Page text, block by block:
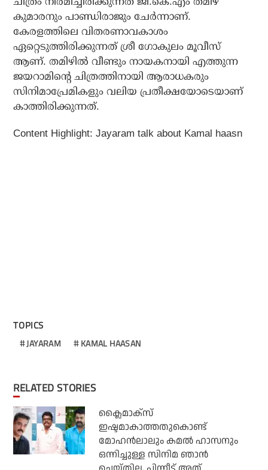
കുമാരനും പാണ്ഡിരാജും ചേർന്നാണ്.
കേരളത്തിലെ വിതരണാവകാശം
ഏറ്റെടുത്തിരിക്കുന്നത് ശ്രീ ഗോകുലം മൂവീസ്
ആണ്. തമിഴിൽ വീണ്ടും നായകനായി എത്തുന്ന
ജയറാമിന്റെ ചിത്രത്തിനായി ആരാധകരും
സിനിമാപ്രേമികളും വലിയ പ്രതീക്ഷയോടെയാണ്
കാത്തിരിക്കുന്നത്.
Content Highlight: Jayaram talk about Kamal haasn
TOPICS
JAYARAM KAMAL HAASAN
RELATED STORIES
ക്ലൈമാക്‌സ്
ഇഷ്ടമാകാത്തതുകൊണ്ട്
മോഹന്‍ലാലും കമല്‍ ഹാസനും
ഒന്നിച്ചുള്ള സിനിമ ഞാന്‍